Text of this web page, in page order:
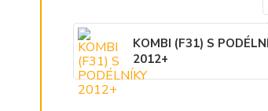
KOMBI (F31) S
2012+